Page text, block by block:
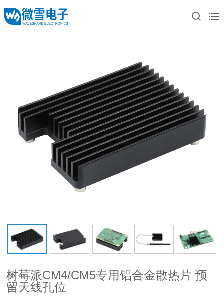
树莓派CM4/CM5专用铝合金散热片 预
留天线孔位